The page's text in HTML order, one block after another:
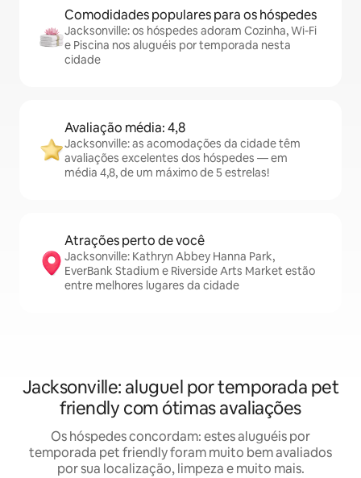
Comodidades populares para os hóspedes
Jacksonville: os hóspedes adoram Cozinha, Wi-Fi
e Piscina nos aluguéis por temporada nesta
cidade
Avaliação média: 4,8
Jacksonville: as acomodações da cidade têm
avaliações excelentes dos hóspedes — em
média 4,8, de um máximo de 5 estrelas!
Atrações perto de você
Jacksonville: Kathryn Abbey Hanna Park,
EverBank Stadium e Riverside Arts Market estão
entre melhores lugares da cidade
Jacksonville: aluguel por temporada pet
friendly com ótimas avaliações
Os hóspedes concordam: estes aluguéis por
temporada pet friendly foram muito bem avaliados
por sua localização, limpeza e muito mais.